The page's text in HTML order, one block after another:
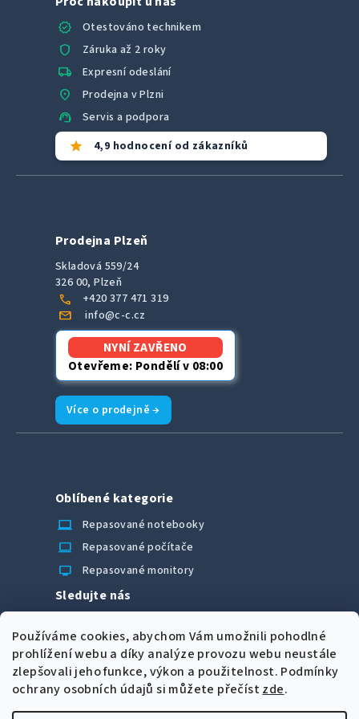
Používáme cookies, abychom Vám umožnili pohodlné
prohlížení webu a díky analýze provozu webu neustále
zlepšovali jeho funkce, výkon a použitelnost. Podmínky
ochrany osobních údajů si můžete přečíst zde.
verified
Otestováno technikem
shield Záruka až 2 roky
local_shipping Expresní odeslání
location_on Prodejna v Plzni
support_agent Servis a podpora
star 4,9 hodnocení od zákazníků
Prodejna Plzeň
Skladová 559/24
326 00, Plzeň
call +420 377 471 319
mail info@c-c.cz
NYNÍ ZAVŘENO
Otevřeme: Pondělí v 08:00
Více o prodejně →
Oblíbené kategorie
laptop_chromebook
Repasované notebooky
computer Repasované počítače
monitor Repasované monitory
Sledujte nás
Možnosti úhrady